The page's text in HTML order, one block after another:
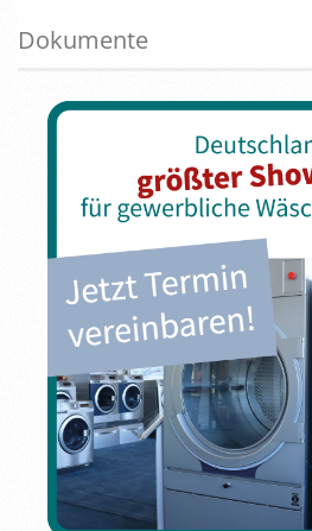
Dokumente